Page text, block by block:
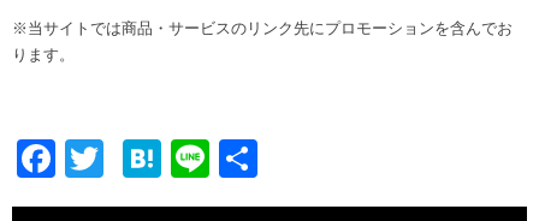
※当サイトでは商品・サービスのリンク先にプロモーションを含んでお
ります。
F
ac
T
w
H
at
Li
n 有